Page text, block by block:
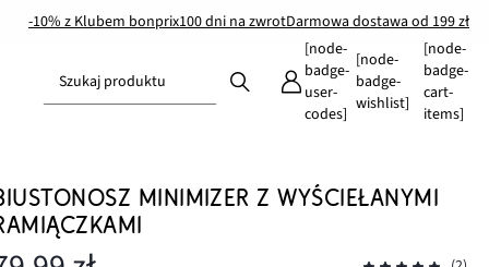
-10% z Klubem bonprix100 dni na zwrotDarmowa dostawa od 199 zł
Szukaj produktu
[node-
badge-
user-
codes]
[node-
badge-
wishlist]
[node-
badge-
cart-
items]
MINIMIZER Z WYŚCIEŁANYMI